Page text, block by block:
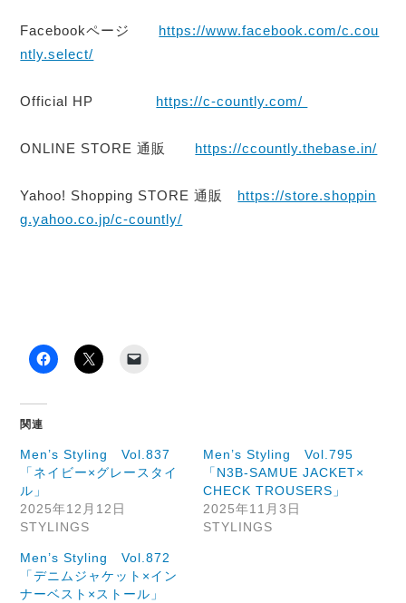
Facebookページ https://www.facebook.com/c.cou
ntly.select/
Official HP https://c-countly.com/
ONLINE STORE 通販 https://ccountly.thebase.in/
Yahoo! Shopping STORE 通販 https://store.shoppin
g.yahoo.co.jp/c-countly/
関連
Men’s Styling Vol.837
「ネイビー×グレースタイ
ル」
2025年12月12日
STYLINGS
Men’s Styling Vol.795
「N3B-SAMUE JACKET×
CHECK TROUSERS」
2025年11月3日
STYLINGS
Men’s Styling Vol.872
「デニムジャケット×イン
ナーベスト×ストール」